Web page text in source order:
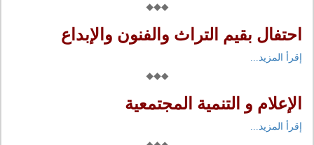
احتفال بقيم التراث والفنون والإبداع
إقرأ المزيد...
الإعلام و التنمية المجتمعية
إقرأ المزيد...